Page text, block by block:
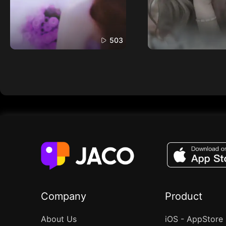
503
Company
About Us
Product
iOS - AppStore